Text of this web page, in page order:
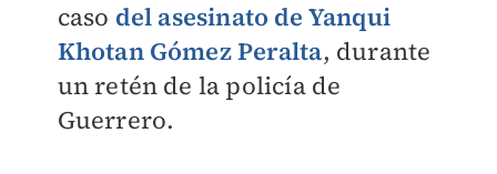
caso del asesinato de Yanqui
Khotan Gómez Peralta, durante
un retén de la policía de
Guerrero.